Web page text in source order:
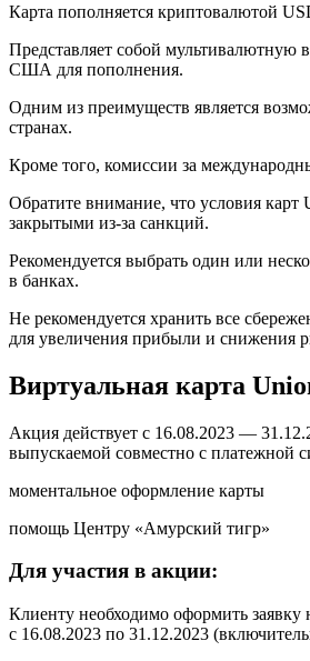
Карта пополняется криптовалютой
Представляет собой мультивалютную
США для пополнения.
Одним из преимуществ является
странах.
Кроме того, комиссии за
Обратите внимание, что условия карт
закрытыми из-за санкций.
Рекомендуется выбрать один или
в банках.
Не рекомендуется хранить все
для увеличения прибыли и снижения
Виртуальная карта
Акция действует с 16.08.2023 —
выпускаемой совместно с платежной
моментальное оформление карты
помощь Центру «Амурский тигр»
Для участия в акции:
Клиенту необходимо оформить
с 16.08.2023 по 31.12.2023